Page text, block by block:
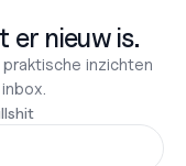
er nieuw is.
inzichten